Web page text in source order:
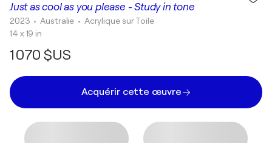
Just as cool as you please - Study in tone
2023 • Australie • Acrylique sur Toile
14 x 19 in
1 070 $US
Acquérir cette œuvre